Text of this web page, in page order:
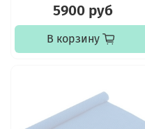
5900 руб
В корзину